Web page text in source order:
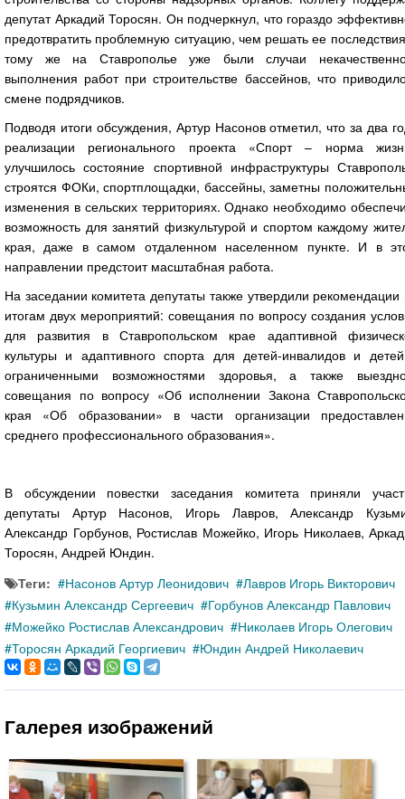
депутат Аркадий Торосян. Он подчеркнул, что гораздо
предотвратить проблемную ситуацию, чем решать ее
тому же на Ставрополье уже были случаи
выполнения работ при строительстве бассейнов, что
смене подрядчиков.
Подводя итоги обсуждения, Артур Насонов отметил, что за два
реализации регионального проекта «Спорт – норма
улучшилось состояние спортивной инфраструктуры
строятся ФОКи, спортплощадки, бассейны, заметны
изменения в сельских территориях. Однако необходимо
возможность для занятий физкультурой и спортом каждому
края, даже в самом отдаленном населенном пункте. И в
направлении предстоит масштабная работа.
На заседании комитета депутаты также утвердили рекомендации
итогам двух мероприятий: совещания по вопросу создания
для развития в Ставропольском крае адаптивной
культуры и адаптивного спорта для детей-инвалидов и
ограниченными возможностями здоровья, а также
совещания по вопросу «Об исполнении Закона
края «Об образовании» в части организации
среднего профессионального образования».
В обсуждении повестки заседания комитета приняли
депутаты Артур Насонов, Игорь Лавров, Александр
Александр Горбунов, Ростислав Можейко, Игорь Николаев,
Торосян, Андрей Юндин.
Теги:
Насонов Артур Леонидович
Лавров Игорь Викторович
Кузьмин Александр Сергеевич
Горбунов Александр Павлович
Можейко Ростислав Александрович
Николаев Игорь Олегович
Торосян Аркадий Георгиевич
Юндин Андрей Николаевич
Галерея изображений